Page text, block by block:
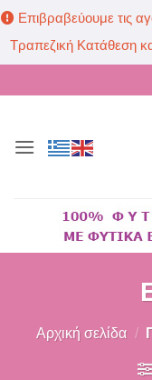
Επιβραβεύουμε τις
Τραπεζική Κατάθεση
στο
Αρχική σελίδα /